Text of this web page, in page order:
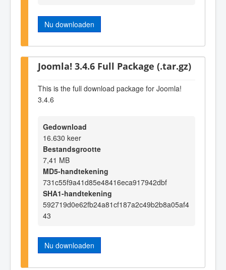
Nu downloaden
Joomla! 3.4.6 Full Package (.tar.gz)
This is the full download package for Joomla!
3.4.6
Gedownload
16.630 keer
Bestandsgrootte
7,41 MB
MD5-handtekening
731c55f9a41d85e48416eca917942dbf
SHA1-handtekening
592719d0e62fb24a81cf187a2c49b2b8a05af4
43
Nu downloaden